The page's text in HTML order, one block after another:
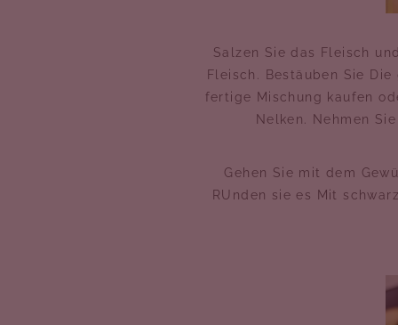
Salzen Sie das Fleisch
Fleisch. Bestäuben Sie
fertige Mischung kaufen
Nelken. Nehmen
Gehen Sie mit dem
RUnden sie es Mit